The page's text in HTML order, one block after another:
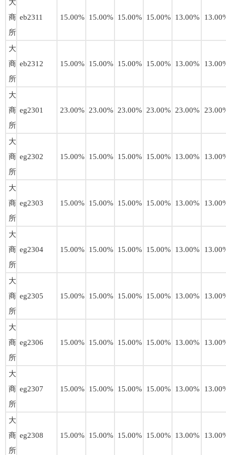
大
商
所
eb2311 15.00% 15.00% 15.00% 15.00% 13.00%
大
商
所
eb2312 15.00% 15.00% 15.00% 15.00% 13.00%
大
商
所
eg2301 23.00% 23.00% 23.00% 23.00% 23.00%
大
商
所
eg2302 15.00% 15.00% 15.00% 15.00% 13.00%
大
商
所
eg2303 15.00% 15.00% 15.00% 15.00% 13.00%
大
商
所
eg2304 15.00% 15.00% 15.00% 15.00% 13.00%
大
商
所
eg2305 15.00% 15.00% 15.00% 15.00% 13.00%
大
商
所
eg2306 15.00% 15.00% 15.00% 15.00% 13.00%
大
商
所
eg2307 15.00% 15.00% 15.00% 15.00% 13.00%
大
商
所
eg2308 15.00% 15.00% 15.00% 15.00% 13.00%